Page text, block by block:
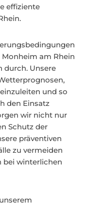
effiziente
am Rhein
durch. Unsere
und so
den Einsatz
wir nicht nur
Schutz der
präventiven
zu vermeiden
bei winterlichen